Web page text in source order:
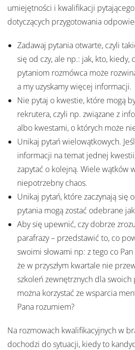
umiejętności i kwalifikacji
dotyczących przygotowania
Zadawaj pytania otwarte, czyli
się od czy, ale np.: jak, kto, kiedy,
pytaniom rozmówca może
a my uzyskamy więcej informacji.
Nie pytaj o kwestie, które mogą
rekrutera, czyli np. związane z
albo kwestami, o których może
Unikaj pytań wielowątkowych.
informacji na temat jednej
zapytać o kolejną. Wiele wątków
niepotrzebny chaos.
Unikaj pytań, które zaczynają się
pytania mogą zostać odebrane
Aby się upewnić, czy dobrze
parafrazy – przedstawić to, co
swoimi słowami np: z tego co
że w przyszłym kwartale nie
szkoleń zewnętrznych dla swoich
można korzystać ze wsparcia
Pana rozumiem?
Na rozmowach kwalifikacyjnych w
dochodzi do sytuacji, kiedy to